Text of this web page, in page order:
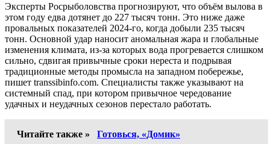
Эксперты Росрыболовства прогнозируют, что объём вылова в
этом году едва дотянет до 227 тысяч тонн. Это ниже даже
провальных показателей 2024-го, когда добыли 235 тысяч
тонн. Основной удар наносит аномальная жара и глобальные
изменения климата, из-за которых вода прогревается слишком
сильно, сдвигая привычные сроки нереста и подрывая
традиционные методы промысла на западном побережье,
пишет transsibinfo.com. Специалисты также указывают на
системный спад, при котором привычное чередование
удачных и неудачных сезонов перестало работать.
Читайте также » Готовься, «Домик»